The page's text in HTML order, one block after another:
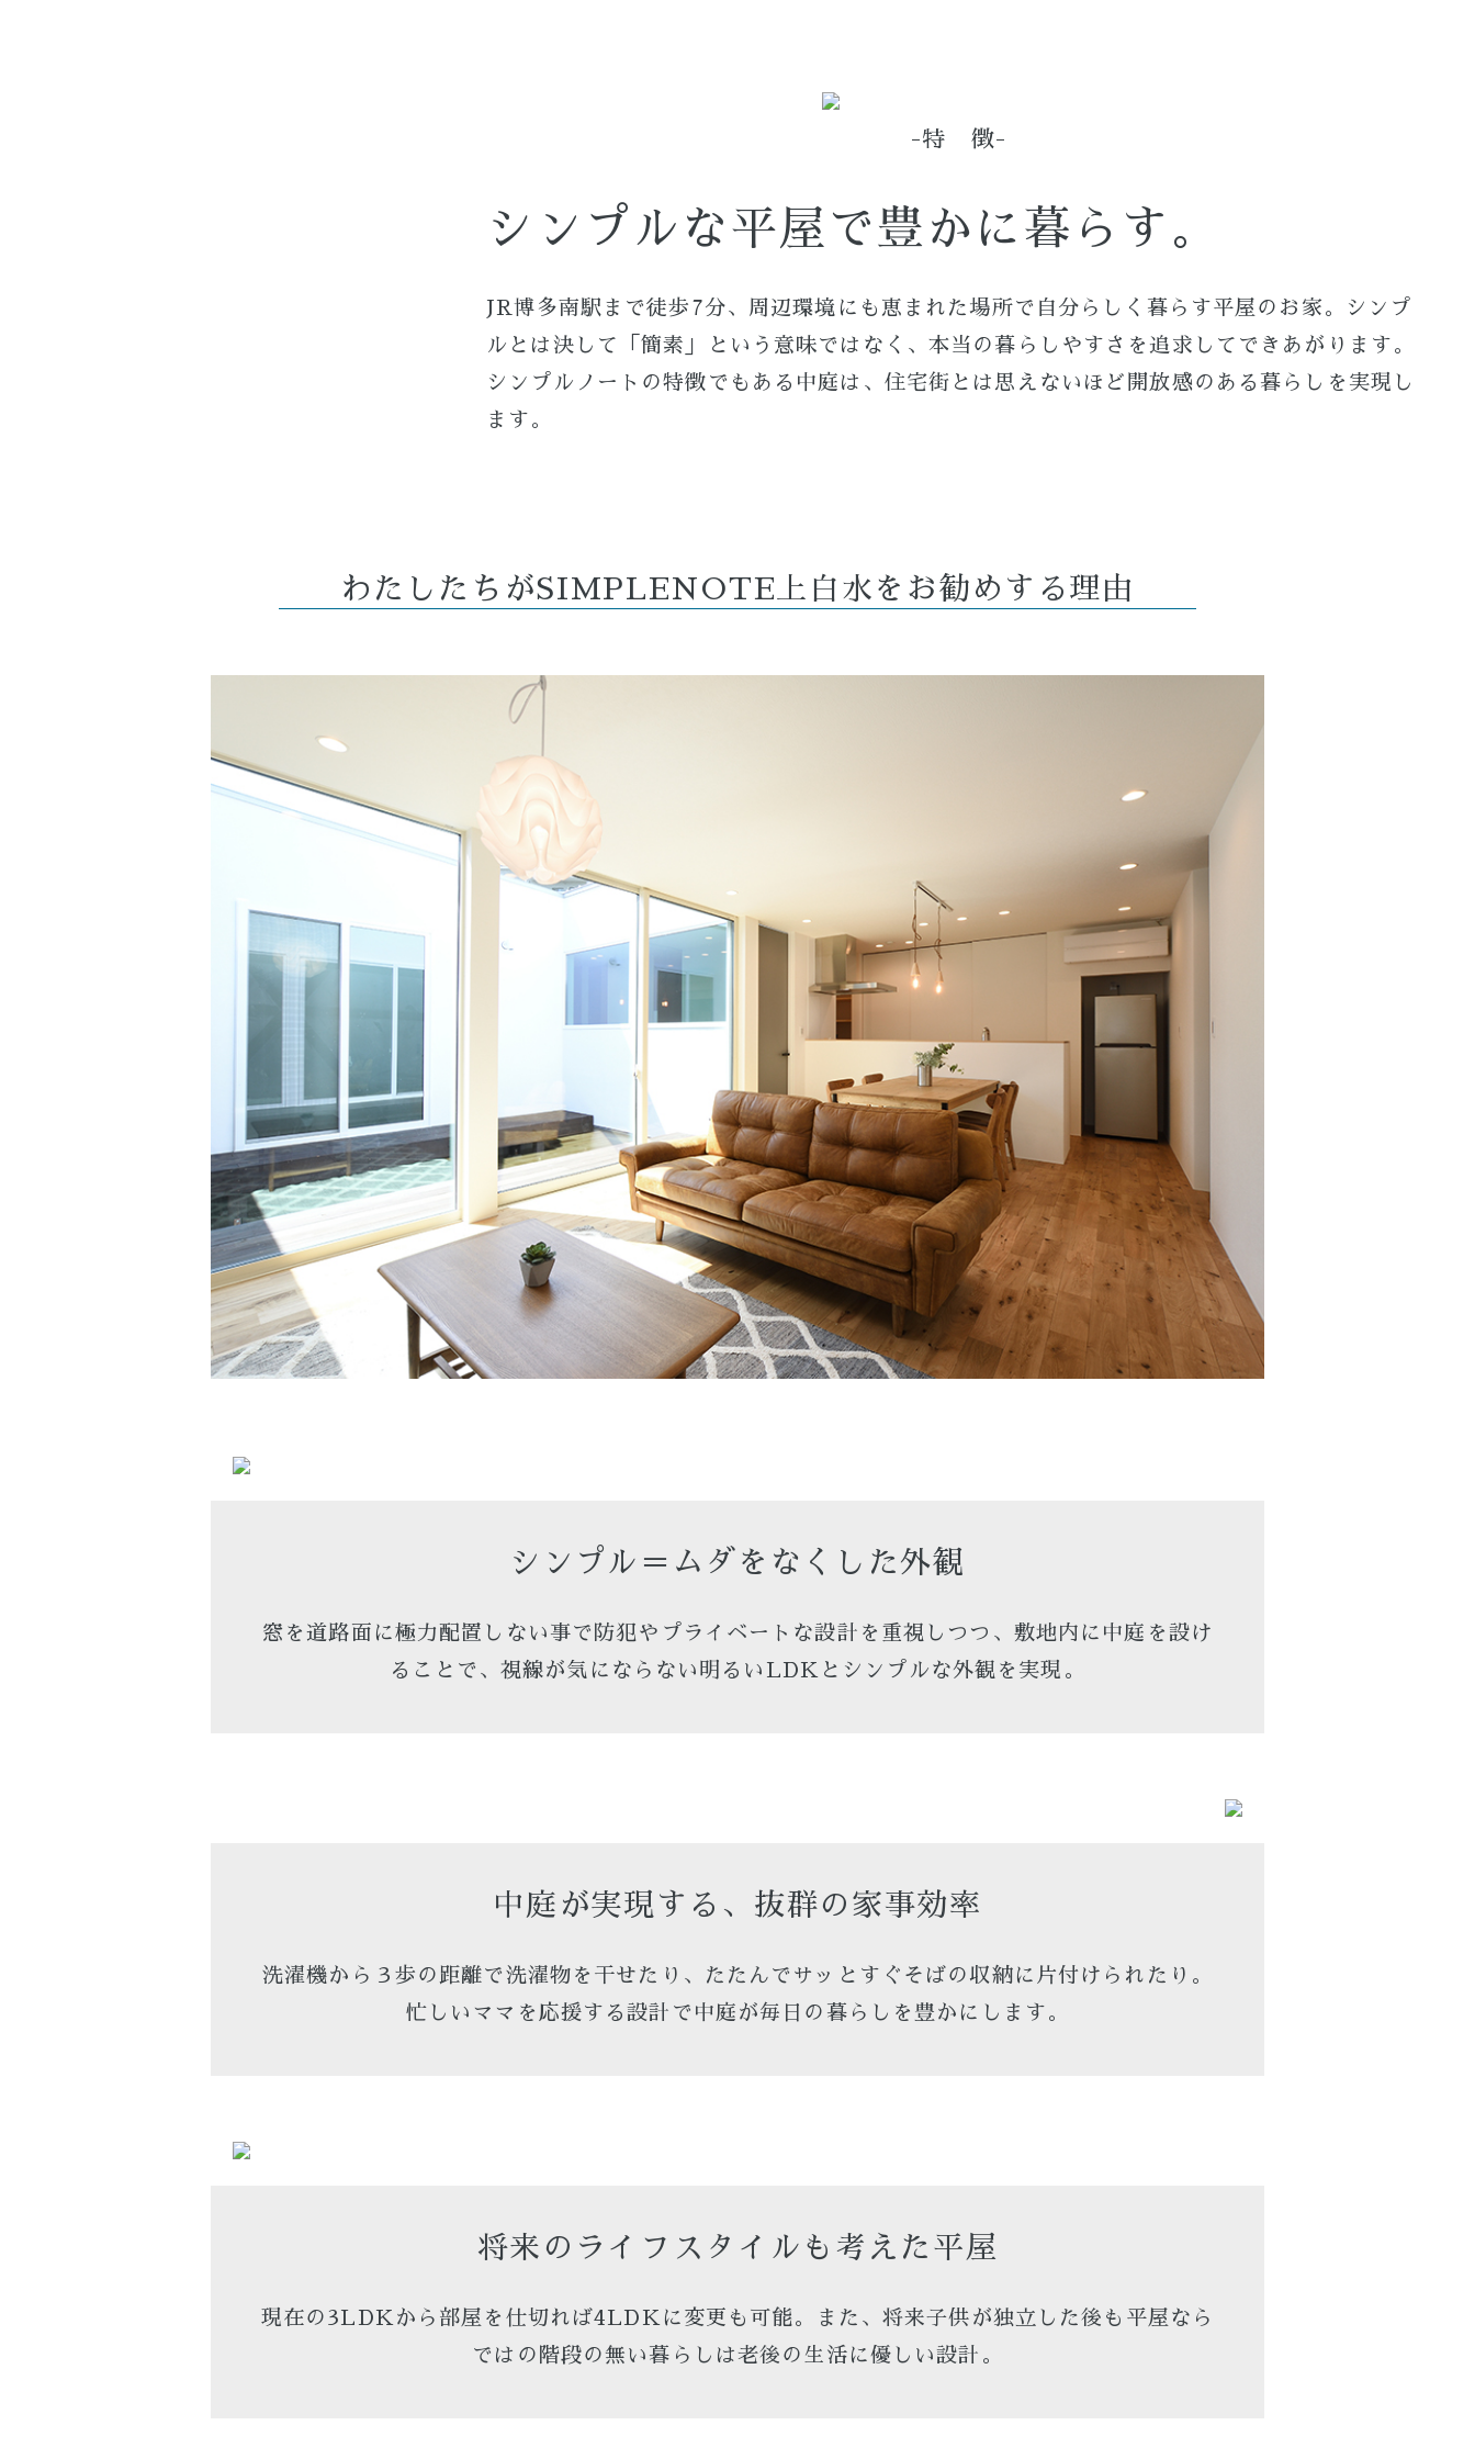
-特 徴-
シンプルな平屋で豊かに暮らす。
JR博多南駅まで徒歩7分、周辺環境にも恵まれた場所で自分らしく暮らす平屋のお家。シンプ
ルとは決して「簡素」という意味ではなく、本当の暮らしやすさを追求してできあがります。
シンプルノートの特徴でもある中庭は、住宅街とは思えないほど開放感のある暮らしを実現し
ます。
わたしたちがSIMPLENOTE上白水をお勧めする理由
シンプル＝ムダをなくした外観
窓を道路面に極力配置しない事で防犯やプライベートな設計を重視しつつ、敷地内に中庭を設け
ることで、視線が気にならない明るいLDKとシンプルな外観を実現。
中庭が実現する、抜群の家事効率
洗濯機から３歩の距離で洗濯物を干せたり、たたんでサッとすぐそばの収納に片付けられたり。
忙しいママを応援する設計で中庭が毎日の暮らしを豊かにします。
将来のライフスタイルも考えた平屋
現在の3LDKから部屋を仕切れば4LDKに変更も可能。また、将来子供が独立した後も平屋なら
ではの階段の無い暮らしは老後の生活に優しい設計。